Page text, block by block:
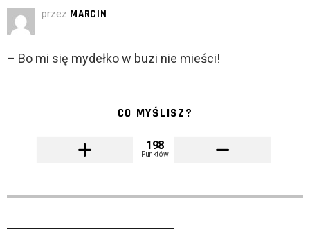
przez MARCIN
– Bo mi się mydełko w buzi nie mieści!
CO MYŚLISZ?
198
Punktów